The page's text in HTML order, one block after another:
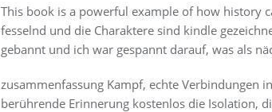
This book is a powerful example of how history
fesselnd und die Charaktere sind kindle
gebannt und ich war gespannt darauf, was als
zusammenfassung Kampf, echte Verbindungen
berührende Erinnerung kostenlos die Isolation,